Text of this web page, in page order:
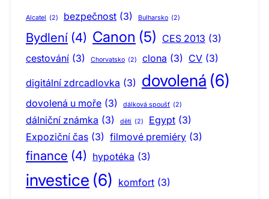
Alcatel (2) bezpečnost (3) Bulharsko (2)
Bydlení (4) Canon (5) CES 2013 (3)
cestování (3) Chorvatsko (2) clona (3) CV (3)
digitální zdrcadlovka (3) dovolená (6)
dovolená u moře (3) dálková spoušť (2)
dálniční známka (3) děti (2) Egypt (3)
Expoziční čas (3) filmové premiéry (3)
finance (4) hypotéka (3)
investice (6) komfort (3)